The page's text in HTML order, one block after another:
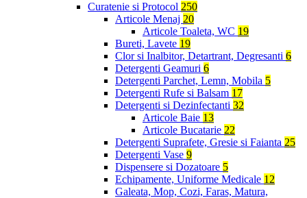
Curatenie si Protocol 250
Articole Menaj 20
Articole Toaleta, WC 19
Bureti, Lavete 19
Clor si Inalbitor, Detartrant, Degresanti 6
Detergenti Geamuri 6
Detergenti Parchet, Lemn, Mobila 5
Detergenti Rufe si Balsam 17
Detergenti si Dezinfectanti 32
Articole Baie 13
Articole Bucatarie 22
Detergenti Suprafete, Gresie si Faianta 25
Detergenti Vase 9
Dispensere si Dozatoare 5
Echipamente, Uniforme Medicale 12
Galeata, Mop, Cozi, Faras, Matura,